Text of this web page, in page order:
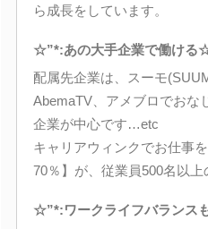
ら成長をしています。
☆”*:あの大手企業で働ける
配属先企業は、スーモ
AbemaTV、アメブロでおな
企業が中心です…etc
キャリアウィンクでお仕事
70％】が、従業員500名以上
☆”*:ワークライフバランス